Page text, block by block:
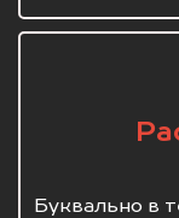
Буквально в